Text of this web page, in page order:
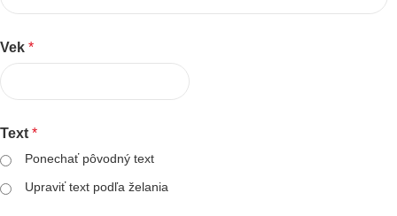
Vek *
Text *
Ponechať pôvodný text
Upraviť text podľa želania